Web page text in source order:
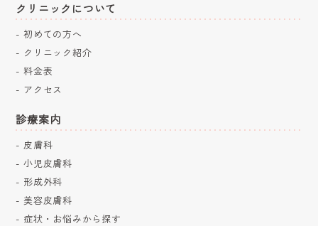
クリニックについて
初めての方へ
クリニック紹介
料金表
アクセス
診療案内
皮膚科
小児皮膚科
形成外科
美容皮膚科
症状・お悩みから探す